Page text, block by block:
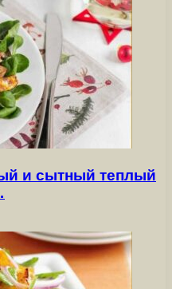
и сытный теплый